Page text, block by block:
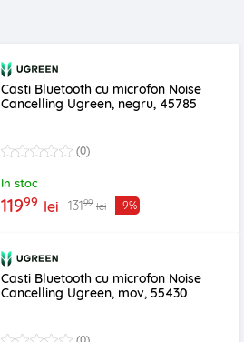
Casti Bluetooth cu microfon Noise
Cancelling Ugreen, negru, 45785
(0)
In stoc
11999 lei 13199 lei -9%
Casti Bluetooth cu microfon Noise
Cancelling Ugreen, mov, 55430